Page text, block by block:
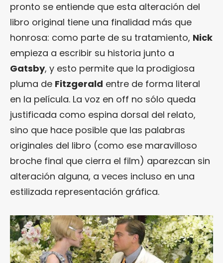
pronto se entiende que esta alteración del
libro original tiene una finalidad más que
honrosa: como parte de su tratamiento, Nick
empieza a escribir su historia junto a
Gatsby, y esto permite que la prodigiosa
pluma de Fitzgerald entre de forma literal
en la película. La voz en off no sólo queda
justificada como espina dorsal del relato,
sino que hace posible que las palabras
originales del libro (como ese maravilloso
broche final que cierra el film) aparezcan sin
alteración alguna, a veces incluso en una
estilizada representación gráfica.